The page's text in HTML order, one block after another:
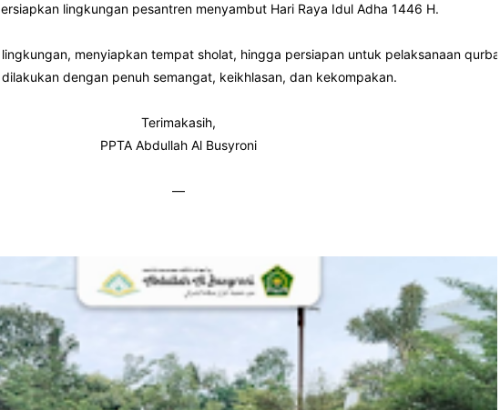
lingkungan pesantren menyambut Hari Raya Idul Adha 1446 H.
lingkungan, menyiapkan tempat sholat, hingga persiapan untuk pelaksanaan qurban
dengan penuh semangat, keikhlasan, dan kekompakan.
Terimakasih,
PPTA Abdullah Al Busyroni
—